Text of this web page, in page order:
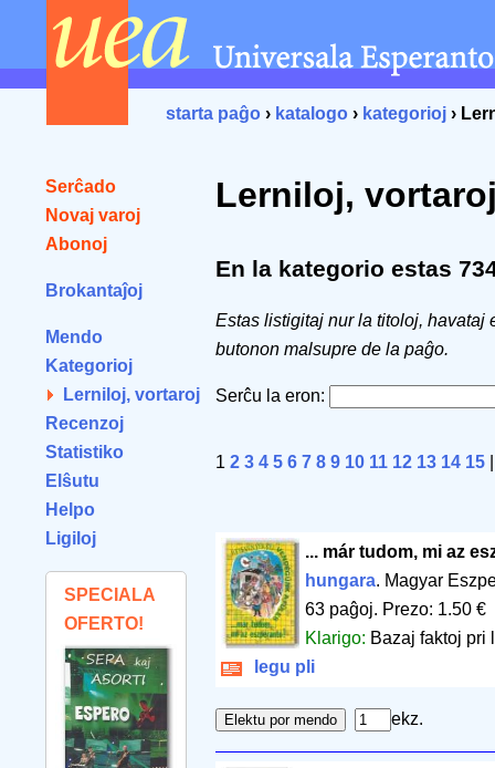
starta paĝo › katalogo › kategorioj ›
Serĉado
Novaj varoj
Abonoj
Brokantaĵoj
Mendo
Kategorioj
Lerniloj, vortaroj
Recenzoj
Statistiko
Elŝutu
Helpo
Ligiloj
SPECIALA
OFERTO!
Lerniloj,
En la kategorio estas
Estas listigitaj nur la titoloj, havataj
butonon malsupre de la paĝo.
Serĉu la eron:
1 2 3 4 5 6 7 8 9 10 11 12 13 14 15
... már tudom, mi az
hungara. Magyar
63 paĝoj. Prezo: 1.50 €
Klarigo: Bazaj faktoj pri
legu pli
ekz.